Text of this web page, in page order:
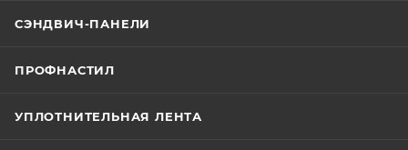
СЭНДВИЧ-ПАНЕЛИ
ПРОФНАСТИЛ
УПЛОТНИТЕЛЬНАЯ ЛЕНТА